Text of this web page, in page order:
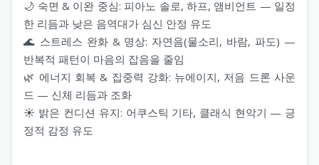
🌙 숙면 & 이완 중심: 피아노 솔로, 하프, 앰비언트 — 일정
한 리듬과 낮은 음역대가 심신 안정 유도
🌊 스트레스 완화 & 명상: 자연음(물소리, 바람, 파도) —
반복적 패턴이 마음의 잡음을 줄임
🌿 에너지 회복 & 집중력 강화: 뉴에이지, 저음 드론 사운
드 — 신체 리듬과 조화
☀️ 밝은 컨디션 유지: 어쿠스틱 기타, 클래식 현악기 — 긍
정적 감정 유도